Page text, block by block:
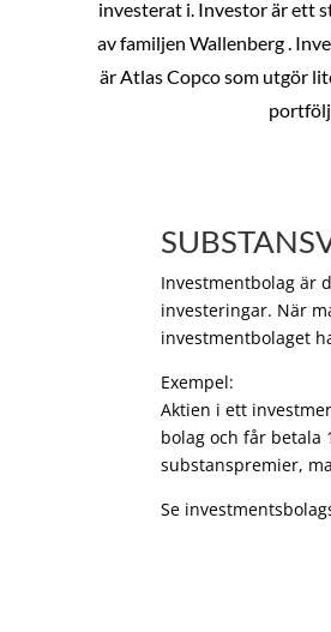
investerat i. Investor är ett
av familjen Wallenberg .
är Atlas Copco som utgör
Investmentbolag är
investeringar. När
investmentbolaget
Exempel:
Aktien i ett
bolag och får betala
substanspremier,
Se